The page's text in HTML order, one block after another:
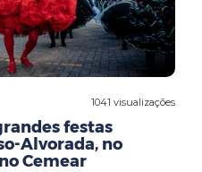
1041 visualizações
festas
Alvorada, no
Cemear